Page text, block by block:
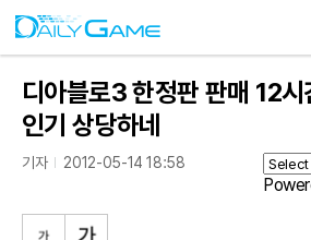
디아블로3 한정판 판매 12
인기 상당하네
기자 2012-05-14 18:58